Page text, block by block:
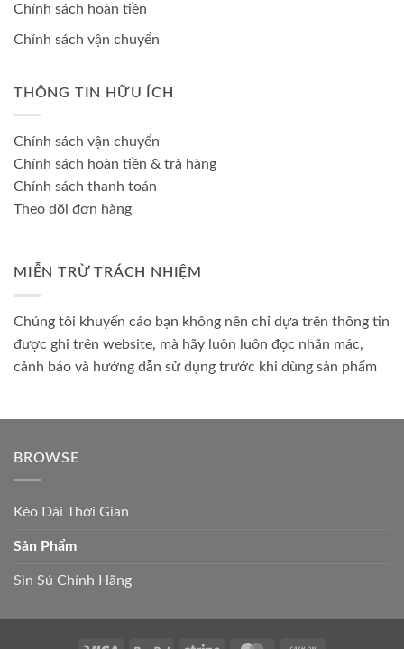
Chính sách hoàn tiền
Chính sách vận chuyển
THÔNG TIN HỮU ÍCH
Chính sách vận chuyển
Chính sách hoàn tiền & trả hàng
Chính sách thanh toán
Theo dõi đơn hàng
MIỄN TRỪ TRÁCH NHIỆM
Chúng tôi khuyến cáo bạn không nên chỉ dựa trên thông tin
được ghi trên website, mà hãy luôn luôn đọc nhãn mác,
cảnh báo và hướng dẫn sử dụng trước khi dùng sản phẩm
BROWSE
Kéo Dài Thời Gian
Sản Phẩm
Sìn Sú Chính Hãng